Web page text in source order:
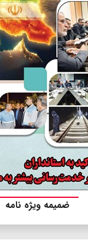
ضمیمه ویژه نامه